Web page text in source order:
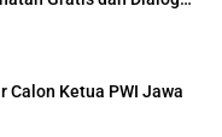
Calon Ketua PWI Jawa